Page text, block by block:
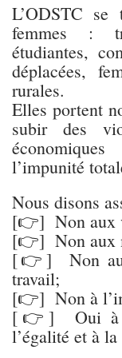
L’ODSTC
femmes :
étudiantes,
déplacées,
rurales.
Elles portent
subir des
l’impunité
Nous disons
[👉] Non aux
[👉] Non aux
[👉] Non au
travail;
[👉] Non à
[👉] Oui à
l’égalité et à